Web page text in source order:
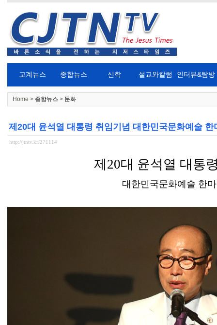
교계뉴스 종합뉴스 신학 설교와칼럼 인터뷰&탐방
Home > 종합뉴스 > 문화
제20대 윤석열 대통령 취임기념 대한민국문화예술 한
http://jtntv.kr/271114
제 20대 윤석열 대통
대한민국문화예술 한